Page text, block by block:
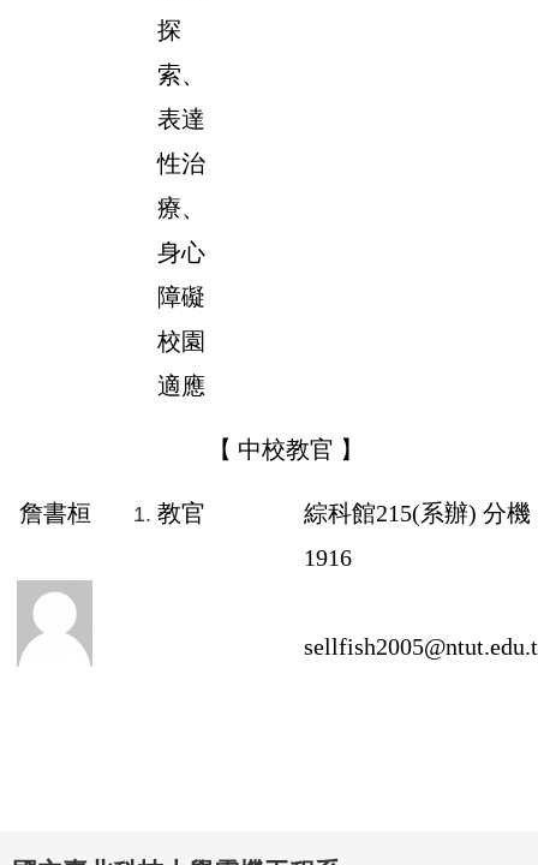
探
索、
表達
性治
療、
身心
障礙
校園
適應
【 中校教官 】
詹書桓 教官 綜科館215(系辦) 分機
1916